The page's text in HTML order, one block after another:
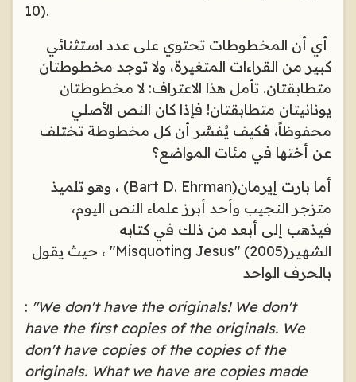
10).
أي أن المخطوطات تحتوي على عدد استثنائي
كبير من القراءات المتغيرة، ولا توجد مخطوطتان
متطابقتان. تأمل هذا الاعتراف: لا مخطوطتان
يونانيتان متطابقتان! فإذا كان النص الأصلي
محفوظاً، فكيف يُفسَّر أن كل مخطوطة تختلف
عن أختها في مئات المواضع؟
أما بارت إيرمان(Bart D. Ehrman) ، وهو تلميذ
متزجر النجيب وأحد أبرز علماء النص اليوم،
فيذهب إلى أبعد من ذلك في كتابه
الشهير"Misquoting Jesus" (2005) ، حيث يقول
بالحرف الواحد
: "We don't have the originals! We don't
have the first copies of the originals. We
don't have copies of the copies of the
originals. What we have are copies made